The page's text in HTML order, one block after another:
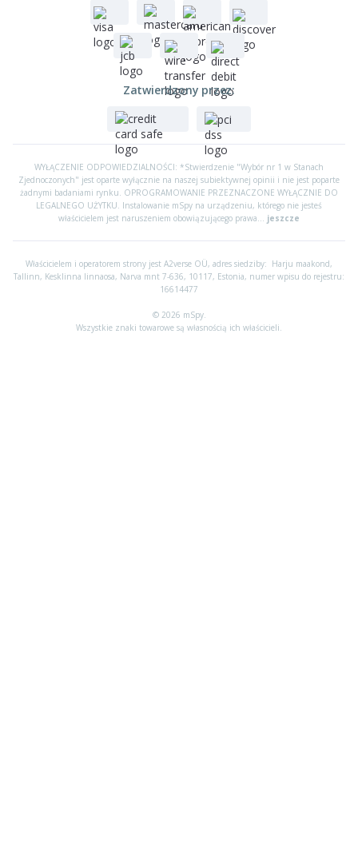
Zatwierdzony przez:
WYŁĄCZENIE ODPOWIEDZIALNOŚCI: *Stwierdzenie "Wybór nr 1 w Stanach
Zjednoczonych" jest oparte wyłącznie na naszej subiektywnej opinii i nie jest poparte
żadnymi badaniami rynku. OPROGRAMOWANIE PRZEZNACZONE WYŁĄCZNIE DO
LEGALNEGO UŻYTKU. Instalowanie mSpy na urządzeniu, którego nie jesteś
właścicielem jest naruszeniem obowiązującego prawa... jeszcze
Właścicielem i operatorem strony jest A2verse OÜ, adres siedziby: Harju maakond,
Tallinn, Kesklinna linnaosa, Narva mnt 7-636, 10117, Estonia, numer wpisu do rejestru:
16614477
© 2026 mSpy.
Wszystkie znaki towarowe są własnością ich właścicieli.